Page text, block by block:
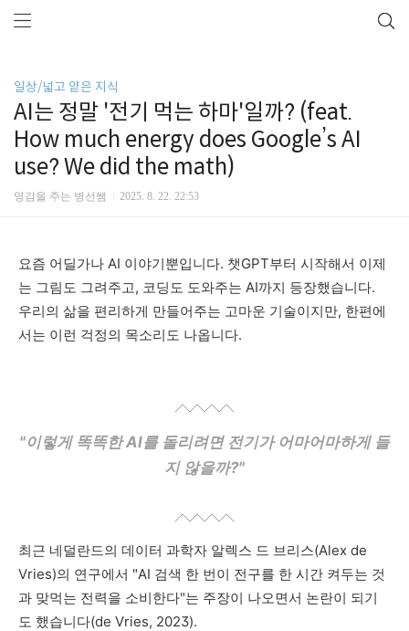
일상/넓고 얕은 지식
AI는 정말 '전기 먹는 하마'일까? (feat.
How much energy does Google’s AI
use? We did the math)
영감을 주는 병선쌤 2025. 8. 22. 22:53
요즘 어딜가나 AI 이야기뿐입니다. 챗GPT부터 시작해서 이제
는 그림도 그려주고, 코딩도 도와주는 AI까지 등장했습니다.
우리의 삶을 편리하게 만들어주는 고마운 기술이지만, 한편에
서는 이런 걱정의 목소리도 나옵니다.
"이렇게 똑똑한 AI를 돌리려면 전기가 어마어마하게 들
지 않을까?"
최근 네덜란드의 데이터 과학자 알렉스 드 브리스(Alex de
Vries)의 연구에서 "AI 검색 한 번이 전구를 한 시간 켜두는 것
과 맞먹는 전력을 소비한다"는 주장이 나오면서 논란이 되기
도 했습니다(de Vries, 2023).